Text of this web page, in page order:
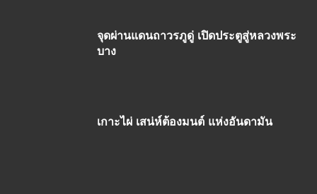
จุดผ่านแดนถาวรภูดู่ เปิดประตูสู่หลวงพระ
บาง
เกาะไผ่ เสน่ห์ต้องมนต์ แห่งอันดามัน